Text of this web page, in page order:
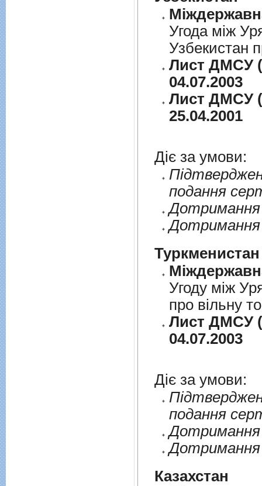
Угода між
Узбекистан
Лист ДМСУ
04.07.2003
Лист ДМСУ
25.04.2001
Діє за умови:
подання
Дотримання
Дотримання
Туркменистан
Угоду між
про вільну
Лист ДМСУ
04.07.2003
Діє за умови:
подання
Дотримання
Дотримання
Казахстан